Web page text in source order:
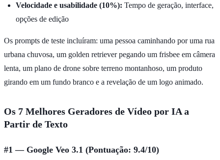
Velocidade e usabilidade (10%): Tempo de geração, interface,
opções de edição
Os prompts de teste incluíram: uma pessoa caminhando por uma rua
urbana chuvosa, um golden retriever pegando um frisbee em câmera
lenta, um plano de drone sobre terreno montanhoso, um produto
girando em um fundo branco e a revelação de um logo animado.
Os 7 Melhores Geradores de Vídeo por IA a
Partir de Texto
#1 — Google Veo 3.1 (Pontuação: 9.4/10)